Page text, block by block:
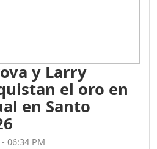
y Larry
el oro en
en Santo
06:34 PM